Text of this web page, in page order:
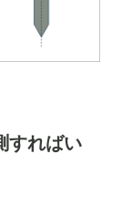
すればい